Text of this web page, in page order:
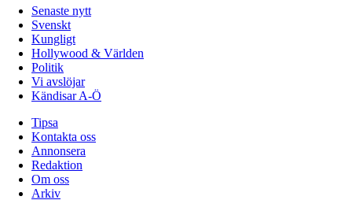
Senaste nytt
Svenskt
Kungligt
Hollywood & Världen
Politik
Vi avslöjar
Kändisar A-Ö
Tipsa
Kontakta oss
Annonsera
Redaktion
Om oss
Arkiv